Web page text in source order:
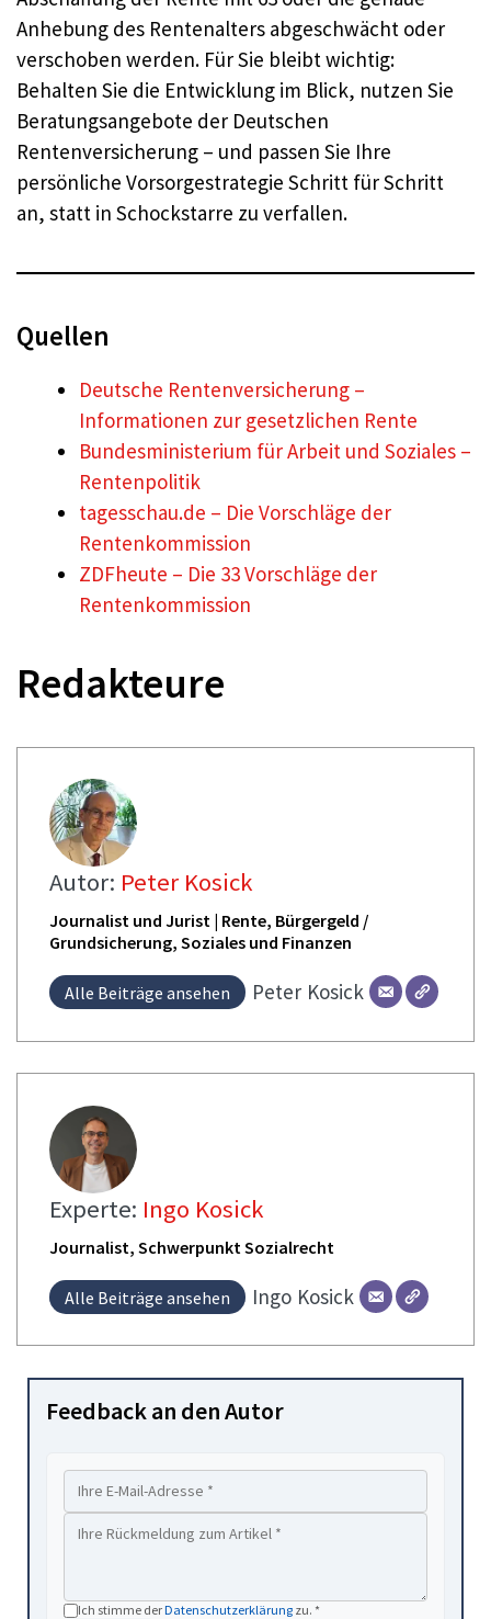
Anhebung des Rentenalters abgeschwächt oder
verschoben werden. Für Sie bleibt wichtig:
Behalten Sie die Entwicklung im Blick, nutzen Sie
Beratungsangebote der Deutschen
Rentenversicherung – und passen Sie Ihre
persönliche Vorsorgestrategie Schritt für Schritt
an, statt in Schockstarre zu verfallen.
Quellen
Deutsche Rentenversicherung –
Informationen zur gesetzlichen Rente
Bundesministerium für Arbeit und Soziales –
Rentenpolitik
tagesschau.de – Die Vorschläge der
Rentenkommission
ZDFheute – Die 33 Vorschläge der
Rentenkommission
Redakteure
Autor: Peter Kosick
Journalist und Jurist | Rente, Bürgergeld /
Grundsicherung, Soziales und Finanzen
Alle Beiträge ansehen Peter Kosick
Experte: Ingo Kosick
Journalist, Schwerpunkt Sozialrecht
Alle Beiträge ansehen Ingo Kosick
Feedback an den Autor
Ich stimme derDatenschutzerklärung zu. *